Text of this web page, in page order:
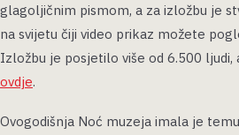
glagoljičnim pismom, a za izložbu je
na svijetu čiji video prikaz možete
Izložbu je posjetilo više od 6.500 ljudi,
ovdje.
Ovogodišnja Noć muzeja imala je